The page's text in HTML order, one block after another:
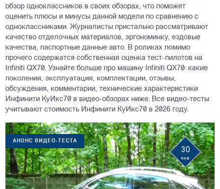
обзор одноклассников в своих обзорах, что поможет
оценить плюсы и минусы данной модели по сравнению с
одноклассниками. Журналисты пристально рассматривают
качество отделочных материалов, эргономинку, ездовые
качества, паспортные данные авто. В роликах помимо
прочего содержатся собственная оценка тест-пилотов на
Infiniti QX70. Узнайте больше про машину Infiniti QX70: какие
поколения, эксплуатация, комплектации, отзывы,
обсуждения, комментарии, технические характеристики
Инфинити КуИкс70 в видео-обзорах ниже. Все видео-тесты
учитывают стоимость Инфинити КуИкс70 в 2026 году.
АНОНС ВИДЕО-ТЕСТА
30
янв